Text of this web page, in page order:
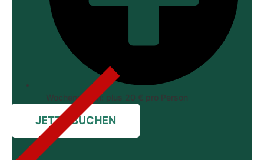
Wochenenden: plus 20 € pro Person
JETZT BUCHEN